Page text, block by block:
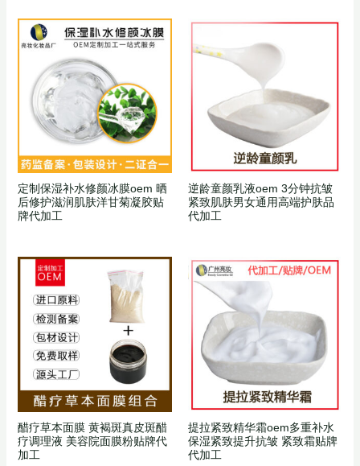
定制保湿补水修颜冰膜oem 晒
后修护滋润肌肤洋甘菊凝胶贴
牌代加工
逆龄童颜乳液oem 3分钟抗皱
紧致肌肤男女通用高端护肤品
代加工
醋疗草本面膜 黄褐斑真皮斑醋
疗调理液 美容院面膜粉贴牌代
加工
提拉紧致精华霜oem多重补水
保湿紧致提升抗皱 紧致霜贴牌
代加工